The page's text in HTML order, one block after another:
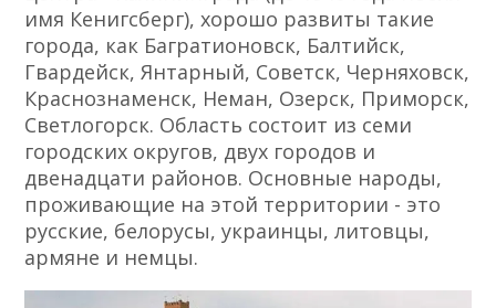
имя Кенигсберг), хорошо развиты такие
города, как Багратионовск, Балтийск,
Гвардейск, Янтарный, Советск, Черняховск,
Краснознаменск, Неман, Озерск, Приморск,
Светлогорск. Область состоит из семи
городских округов, двух городов и
двенадцати районов. Основные народы,
проживающие на этой территории - это
русские, белорусы, украинцы, литовцы,
армяне и немцы.